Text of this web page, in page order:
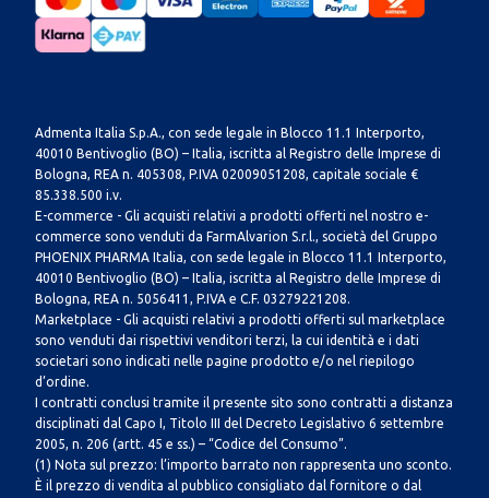
Admenta Italia S.p.A., con sede legale in Blocco 11.1 Interporto,
40010 Bentivoglio (BO) – Italia, iscritta al Registro delle Imprese di
Bologna, REA n. 405308, P.IVA 02009051208, capitale sociale €
85.338.500 i.v.
E-commerce - Gli acquisti relativi a prodotti offerti nel nostro e-
commerce sono venduti da FarmAlvarion S.r.l., società del Gruppo
PHOENIX PHARMA Italia, con sede legale in Blocco 11.1 Interporto,
40010 Bentivoglio (BO) – Italia, iscritta al Registro delle Imprese di
Bologna, REA n. 5056411, P.IVA e C.F. 03279221208.
Marketplace - Gli acquisti relativi a prodotti offerti sul marketplace
sono venduti dai rispettivi venditori terzi, la cui identità e i dati
societari sono indicati nelle pagine prodotto e/o nel riepilogo
d’ordine.
I contratti conclusi tramite il presente sito sono contratti a distanza
disciplinati dal Capo I, Titolo III del Decreto Legislativo 6 settembre
2005, n. 206 (artt. 45 e ss.) – “Codice del Consumo”.
(1) Nota sul prezzo: l’importo barrato non rappresenta uno sconto.
È il prezzo di vendita al pubblico consigliato dal fornitore o dal